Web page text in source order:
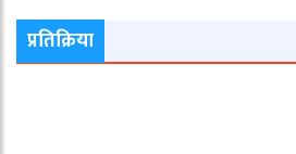
प्रतिक्रिया